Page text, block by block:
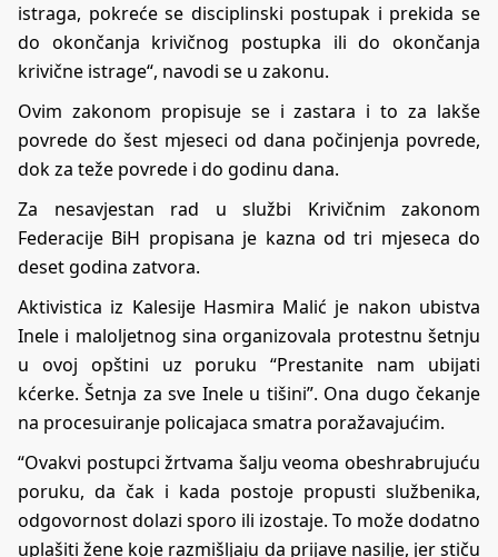
istraga, pokreće se disciplinski postupak i prekida se
do okončanja krivičnog postupka ili do okončanja
krivične istrage“, navodi se u zakonu.
Ovim zakonom propisuje se i zastara i to za lakše
povrede do šest mjeseci od dana počinjenja povrede,
dok za teže povrede i do godinu dana.
Za nesavjestan rad u službi Krivičnim zakonom
Federacije BiH propisana je kazna od tri mjeseca do
deset godina zatvora.
Aktivistica iz Kalesije Hasmira Malić je nakon ubistva
Inele i maloljetnog sina organizovala protestnu šetnju
u ovoj opštini uz poruku “Prestanite nam ubijati
kćerke. Šetnja za sve Inele u tišini”. Ona dugo čekanje
na procesuiranje policajaca smatra poražavajućim.
“Ovakvi postupci žrtvama šalju veoma obeshrabrujuću
poruku, da čak i kada postoje propusti službenika,
odgovornost dolazi sporo ili izostaje. To može dodatno
uplašiti žene koje razmišljaju da prijave nasilje, jer stiču